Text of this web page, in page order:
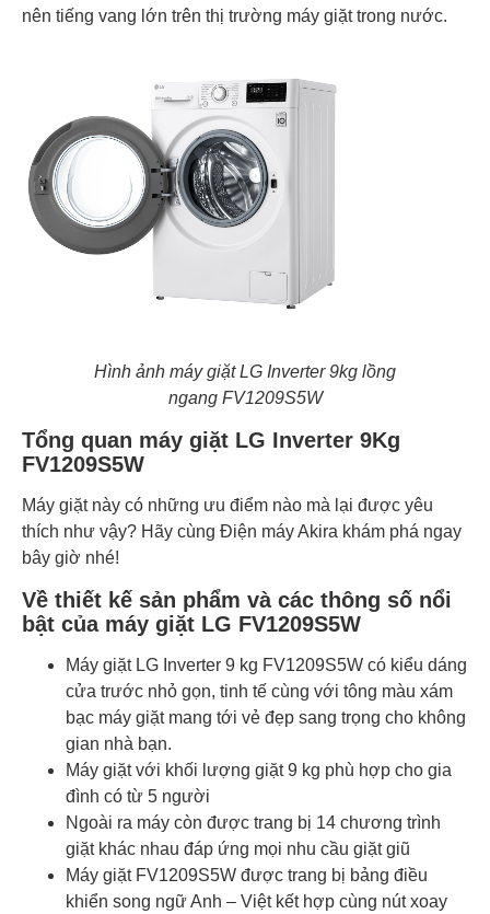
nên tiếng vang lớn trên thị trường máy giặt trong nước.
Hình ảnh máy giặt LG Inverter 9kg lồng
ngang FV1209S5W
Tổng quan máy giặt LG Inverter 9Kg
FV1209S5W
Máy giặt này có những ưu điểm nào mà lại được yêu
thích như vậy? Hãy cùng Điện máy Akira khám phá ngay
bây giờ nhé!
Về thiết kế sản phẩm và các thông số nổi
bật của máy giặt LG FV1209S5W
Máy giặt LG Inverter 9 kg FV1209S5W có kiểu dáng
cửa trước nhỏ gọn, tinh tế cùng với tông màu xám
bạc máy giặt mang tới vẻ đẹp sang trọng cho không
gian nhà bạn.
Máy giặt với khối lượng giặt 9 kg phù hợp cho gia
đình có từ 5 người
Ngoài ra máy còn được trang bị 14 chương trình
giặt khác nhau đáp ứng mọi nhu cầu giặt giũ
Máy giặt FV1209S5W được trang bị bảng điều
khiển song ngữ Anh – Việt kết hợp cùng nút xoay